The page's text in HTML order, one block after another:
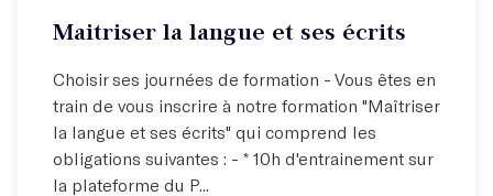
Maitriser la langue et ses écrits
Choisir ses journées de formation - Vous êtes en
train de vous inscrire à notre formation "Maîtriser
la langue et ses écrits" qui comprend les
obligations suivantes : - * 10h d'entrainement sur
la plateforme du P...